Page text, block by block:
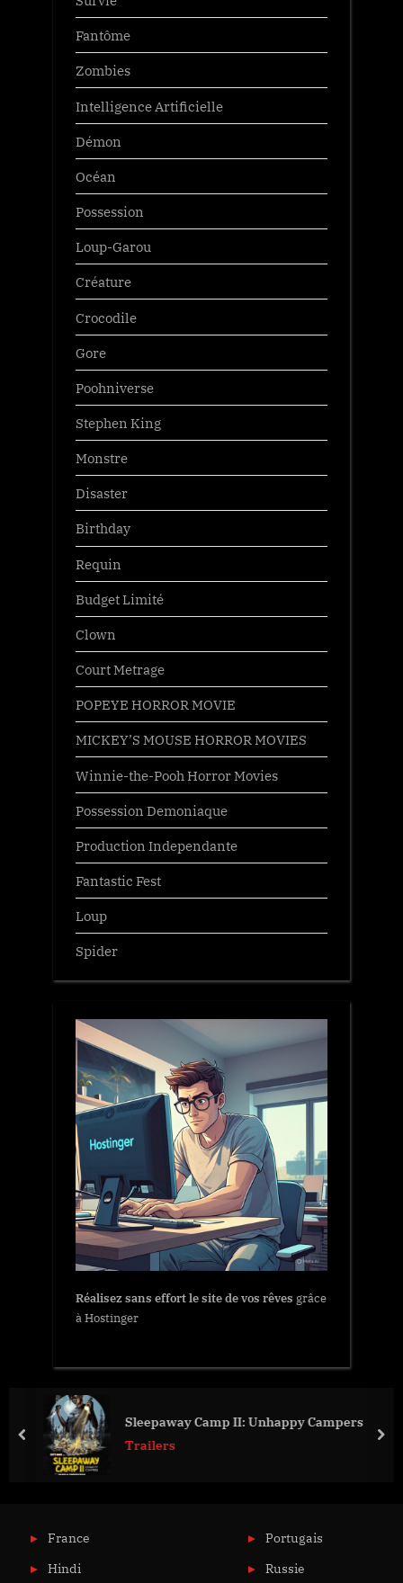
Fantôme
Zombies
Intelligence Artificielle
Démon
Océan
Possession
Loup-Garou
Créature
Crocodile
Gore
Poohniverse
Stephen King
Monstre
Disaster
Birthday
Requin
Budget Limité
Clown
Court Metrage
POPEYE HORROR MOVIE
MICKEY’S MOUSE HORROR MOVIES
Winnie-the-Pooh Horror Movies
Possession Demoniaque
Production Independante
Fantastic Fest
Loup
Spider
Réalisez sans effort le site de vos rêves grâce
à Hostinger
Sleepaway Camp II: Unhappy Campers
Trailers
prev
France
Hindi
Portugais
Russie